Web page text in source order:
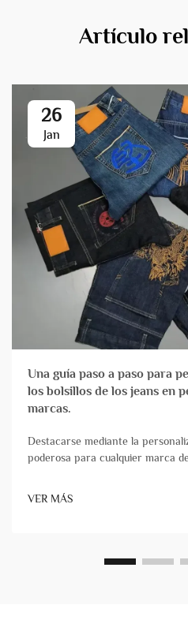
Artículo
26
Jan
Una guía paso a paso para
los bolsillos de los jeans en
marcas.
Destacarse mediante la
poderosa para cualquier marca
marcas en prendas de
únicos de bolsillos sigue siendo
VER MÁS